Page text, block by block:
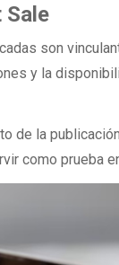
Sale
son
y la
de la
como prueba